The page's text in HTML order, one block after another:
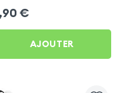
A11
€
AJOUTER